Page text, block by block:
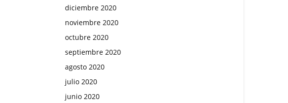
diciembre 2020
noviembre 2020
octubre 2020
septiembre 2020
agosto 2020
julio 2020
junio 2020